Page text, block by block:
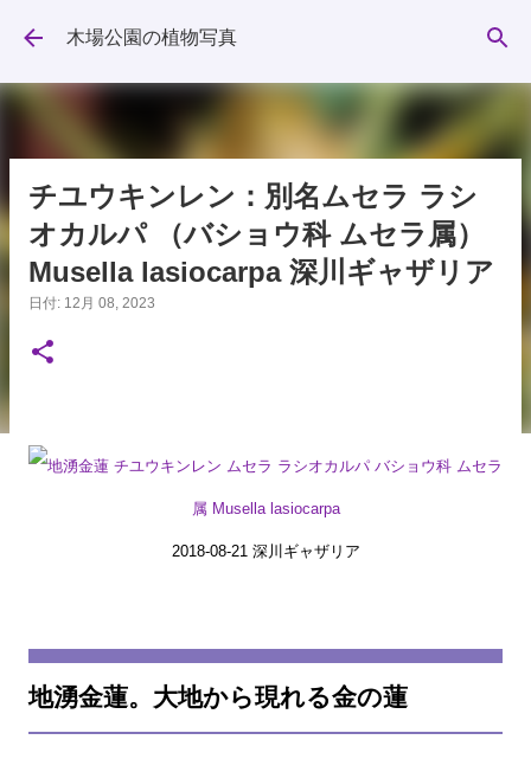
スキップしてメイン コンテンツに移動
木場公園の植物写真
チユウキンレン：別名ムセラ ラシ
オカルパ （バショウ科 ムセラ属）
Musella lasiocarpa 深川ギャザリア
日付: 12月 08, 2023
2018-08-21 深川ギャザリア
地湧金蓮。大地から現れる金の蓮